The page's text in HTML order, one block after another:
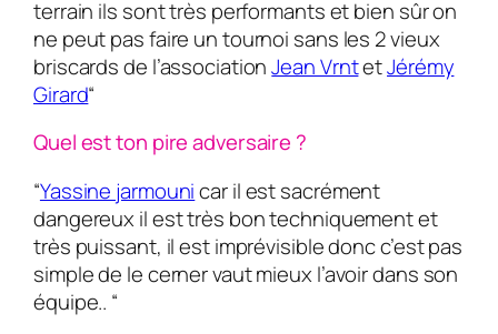
terrain ils sont très performants et bien sûr on
ne peut pas faire un tournoi sans les 2 vieux
briscards de l’associationJean VrntetJérémy
Girard“
Quel est ton pire adversaire ?
“Yassine jarmounicar il est sacrément
dangereux il est très bon techniquement et
très puissant, il est imprévisible donc c’est pas
simple de le cerner vaut mieux l’avoir dans son
équipe.. “